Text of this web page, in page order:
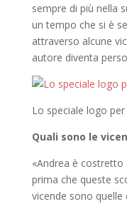
sempre di più nella
un tempo che si è
attraverso alcune
autore diventa
Lo speciale logo
Quali sono le
«Andrea è costretto
prima che queste
vicende sono quelle